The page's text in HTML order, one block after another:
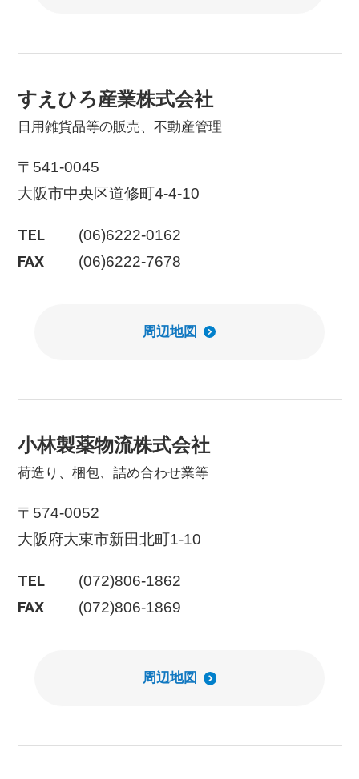
すえひろ産業株式会社
日用雑貨品等の販売、不動産管理
〒541-0045
大阪市中央区道修町4-4-10
TEL (06)6222-0162
FAX (06)6222-7678
周辺地図
小林製薬物流株式会社
荷造り、梱包、詰め合わせ業等
〒574-0052
大阪府大東市新田北町1-10
TEL (072)806-1862
FAX (072)806-1869
周辺地図